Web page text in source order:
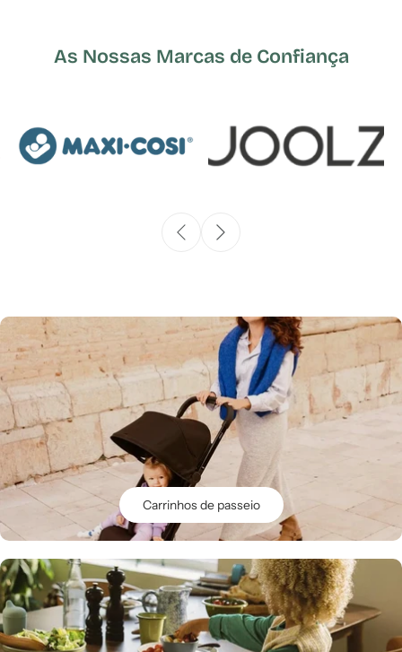
As Nossas Marcas de Confiança
Carrinhos de passeio